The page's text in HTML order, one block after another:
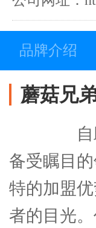
品牌介绍
蘑菇兄
自助
备受瞩目
特的加盟
者的目光